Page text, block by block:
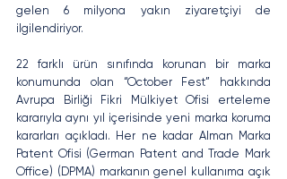
gelen 6 milyona yakın ziyaretçiyi de
ilgilendiriyor.
22 farklı ürün sınıfında korunan bir marka
konumunda olan “October Fest” hakkında
Avrupa Birliği Fikri Mülkiyet Ofisi erteleme
kararıyla aynı yıl içerisinde yeni marka koruma
kararları açıkladı. Her ne kadar Alman Marka
Patent Ofisi (German Patent and Trade Mark
Office) (DPMA) markanın genel kullanıma açık